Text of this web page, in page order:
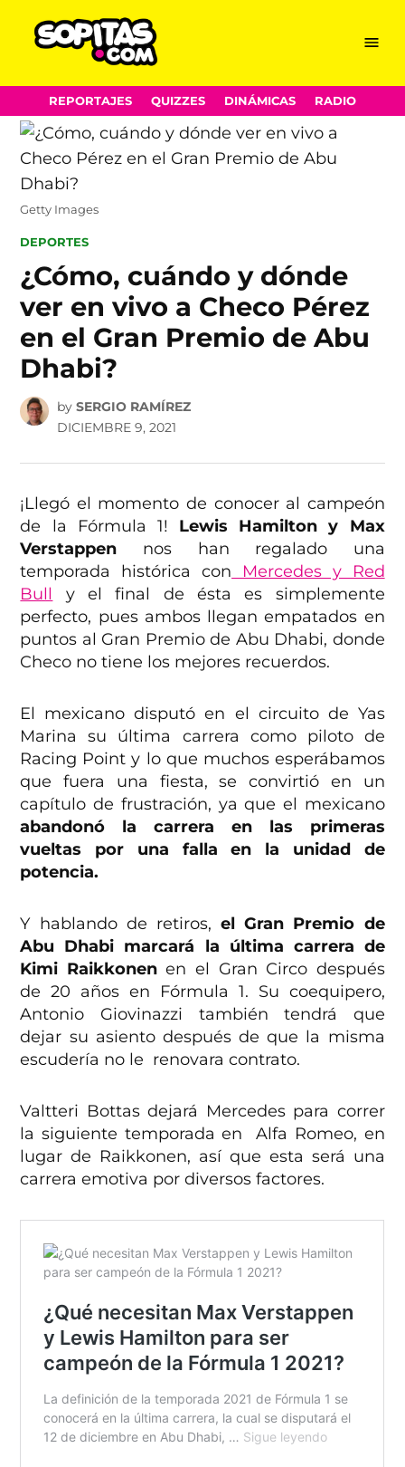
Skip
to
content
Menu
REPORTAJES QUIZZES DINÁMICAS RADIO
Getty Images
POSTED
DEPORTES
¿Cómo, cuándo y dónde
ver en vivo a Checo Pérez
en el Gran Premio de Abu
Dhabi?
by SERGIO RAMÍREZ
DICIEMBRE 9, 2021
¡Llegó el momento de conocer al campeón
de la Fórmula 1! Lewis Hamilton y Max
Verstappen nos han regalado una
temporada histórica con Mercedes y Red
Bull
y el final de ésta es simplemente
perfecto, pues ambos llegan empatados en
puntos al Gran Premio de Abu Dhabi, donde
Checo no tiene los mejores recuerdos.
El mexicano disputó en el circuito de Yas
Marina su última carrera como piloto de
Racing Point y lo que muchos esperábamos
que fuera una fiesta, se convirtió en un
capítulo de frustración, ya que el mexicano
abandonó la carrera en las primeras
vueltas por una falla en la unidad de
potencia.
Y hablando de retiros, el Gran Premio de
Abu Dhabi marcará la última carrera de
Kimi Raikkonenen el Gran Circo después
de 20 años en Fórmula 1. Su coequipero,
Antonio Giovinazzi también tendrá que
dejar su asiento después de que la misma
escudería no le renovara contrato.
Valtteri Bottas dejará Mercedes para correr
la siguiente temporada en Alfa Romeo, en
lugar de Raikkonen, así que esta será una
carrera emotiva por diversos factores.